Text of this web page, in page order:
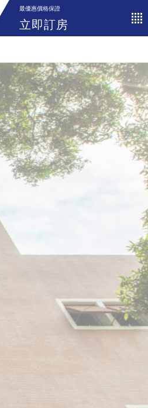
最優惠價格保證
立即訂房
八月
07
2026
八月
08
2026
Promo Code